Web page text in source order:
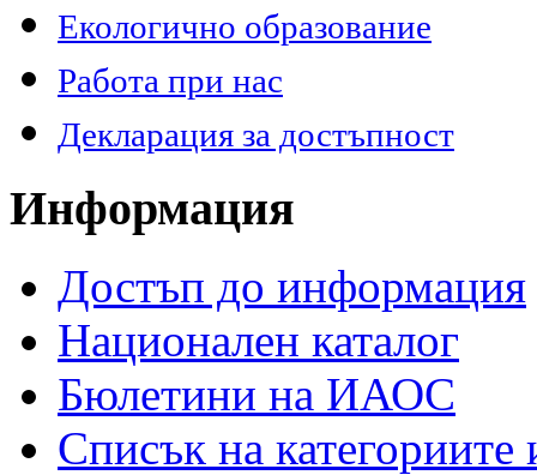
Екологично образование
Работа при нас
Декларация за достъпност
Информация
Достъп до информация
Национален каталог
Бюлетини на ИАОС
Списък на